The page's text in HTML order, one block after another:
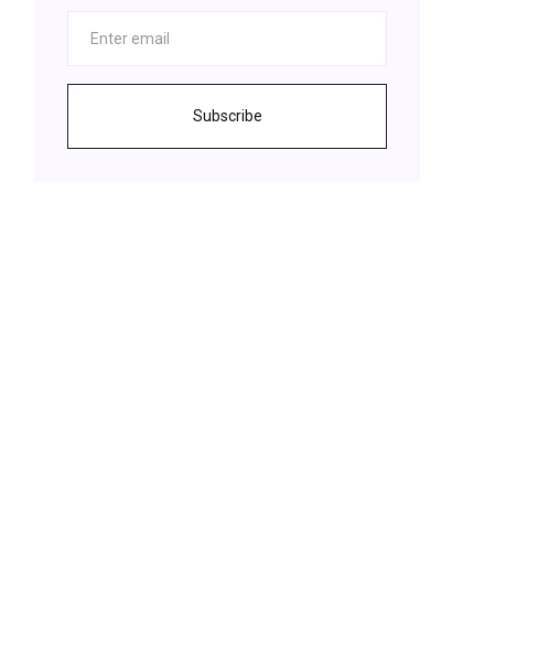
Subscribe